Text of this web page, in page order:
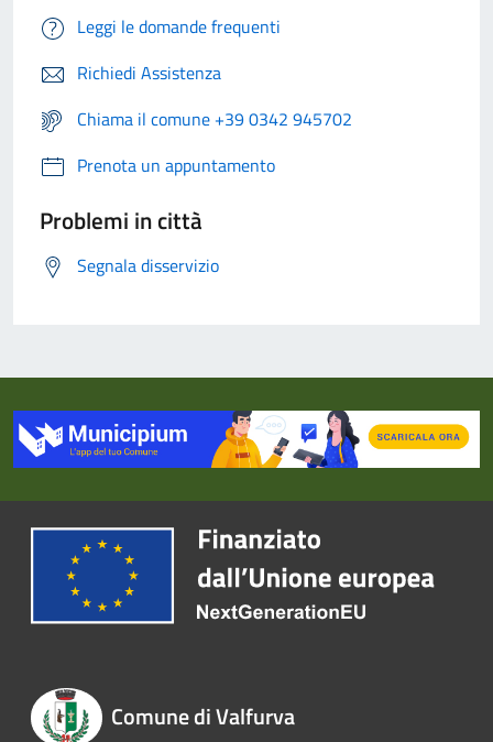
Leggi le domande frequenti
Richiedi Assistenza
Chiama il comune +39 0342 945702
Prenota un appuntamento
Problemi in città
Segnala disservizio
Comune di Valfurva